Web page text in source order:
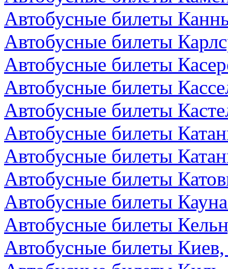
Автобусные билеты
Автобусные билеты
Автобусные билеты
Автобусные билеты
Автобусные билеты
Автобусные билеты
Автобусные билеты
Автобусные билеты
Автобусные билеты
Автобусные билеты
Автобусные билеты